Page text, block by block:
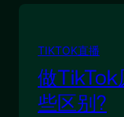
TIKTOK直播
做
些区别?